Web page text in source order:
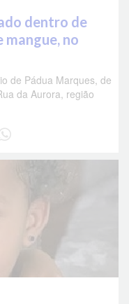
dentro de
mangue, no
de Pádua Marques, de
da Aurora, região